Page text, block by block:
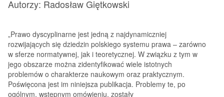
Autorzy: Radosław Giętkowski
„Prawo dyscyplinarne jest jedną z najdynamiczniej
rozwijających się dziedzin polskiego systemu prawa – zarówno
w sferze normatywnej, jak i teoretycznej. W związku z tym w
jego obszarze można zidentyfikować wiele istotnych
problemów o charakterze naukowym oraz praktycznym.
Poświęcona jest im niniejsza publikacja. Problemy te, po
ogólnym, wstępnym omówieniu, zostały